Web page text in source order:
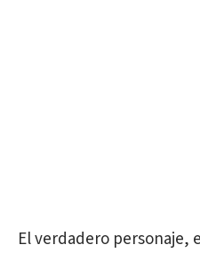
El verdadero personaje,